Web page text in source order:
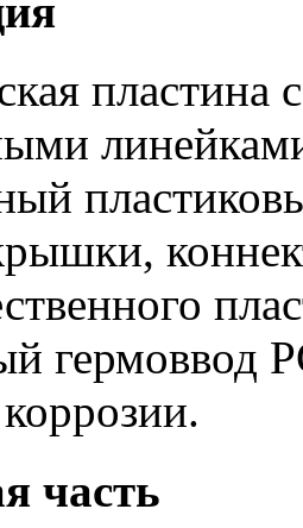
пластина
гермоввод
часть